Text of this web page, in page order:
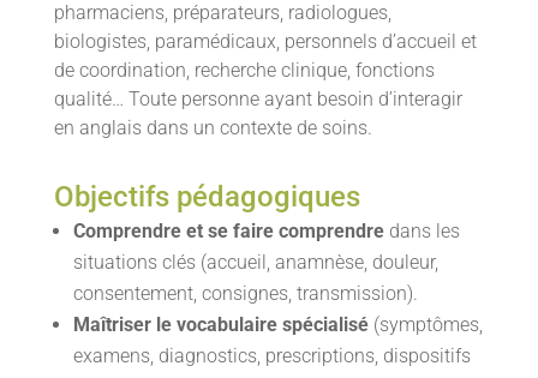
pharmaciens, préparateurs, radiologues,
biologistes, paramédicaux, personnels d’accueil et
de coordination, recherche clinique, fonctions
qualité… Toute personne ayant besoin d’interagir
en anglais dans un contexte de soins.
Objectifs pédagogiques
Comprendre et se faire comprendredans les
situations clés (accueil, anamnèse, douleur,
consentement, consignes, transmission).
Maîtriser le vocabulaire spécialisé(symptômes,
examens, diagnostics, prescriptions, dispositifs